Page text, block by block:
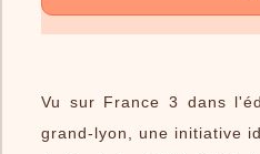
Nous contacter
L'Association
Vu sur France 3 dans
grand-lyon
, une initiative